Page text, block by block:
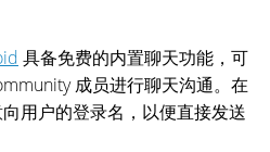
具备免费的内置聊天功能，可
成员进行聊天沟通。在
用户的登录名，以便直接发送